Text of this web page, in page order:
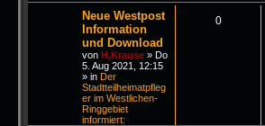
Neue Westpost
Information
und Download
von H.Krause » Do
5. Aug 2021, 12:15
» in Der
Stadtteilheimatpfleg
er im Westlichen-
Ringgebiet
informiert:
0